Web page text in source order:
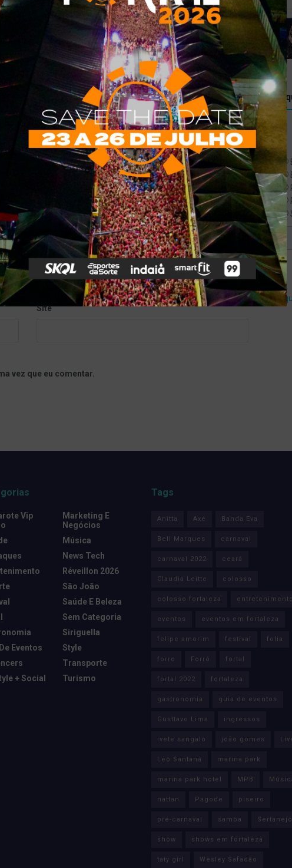
obrigatórios são marcados com*
Site
vez que eu comentar.
Vip
Eventos
+ Social
Marketing E
Negócios
Música
News Tech
Réveillon 2026
São João
Saúde E Beleza
Sem Categoria
Siriguella
Style
Transporte
Turismo
Tags
Anitta Axé Banda Eva
Bell Marques carnaval
carnaval 2022 ceará
Claudia Leitte colosso
colosso fortaleza entretenimento
eventos eventos em fortaleza
felipe amorim festival folia
forro Forró fortal
fortal 2022 fortaleza
gastronomia guia de eventos
Gusttavo Lima ingressos
ivete sangalo joão gomes
Léo Santana marina park
marina park hotel MPB
nattan Pagode piseiro
pré-carnaval samba Sertanejo
show shows em fortaleza
taty girl Wesley Safadão